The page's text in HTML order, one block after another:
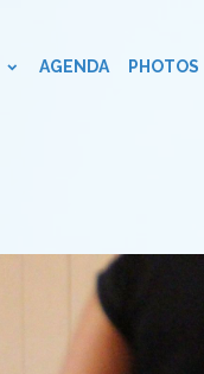
AGENDA PHOTOS